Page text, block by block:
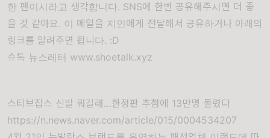
한 팬이시라고 생각합니다. SNS에 한번 공유해주시면 더 좋
을 것 같아요. 이 메일을 지인에게 전달해서 공유하거나 아래의
링크를 알려주면 됩니다. :D
슈톡 뉴스레터 www.shoetalk.xyz
스티브잡스 신발 뭐길래…한정판 추첨에 13만명 몰렸다
https://n.news.naver.com/article/015/0004534207